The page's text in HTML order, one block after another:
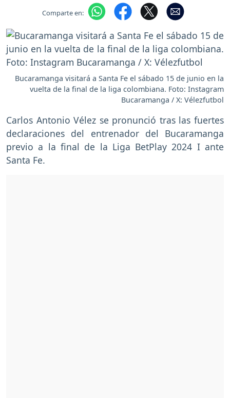
Comparte en:
Bucaramanga visitará a Santa Fe el sábado 15 de junio en la
vuelta de la final de la liga colombiana. Foto: Instagram
Bucaramanga / X: Vélezfutbol
Carlos Antonio Vélez se pronunció tras las fuertes
declaraciones del entrenador del Bucaramanga
previo a la final de la Liga BetPlay 2024 I ante
Santa Fe.